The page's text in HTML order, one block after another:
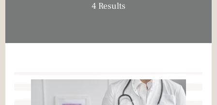
4 Results